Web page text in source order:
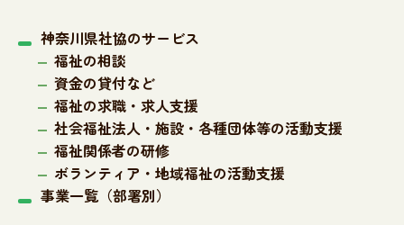
神奈川県社協のサービス
福祉の相談
資金の貸付など
福祉の求職・求人支援
社会福祉法人・施設・各種団体等の活動支援
福祉関係者の研修
ボランティア・地域福祉の活動支援
事業一覧（部署別）